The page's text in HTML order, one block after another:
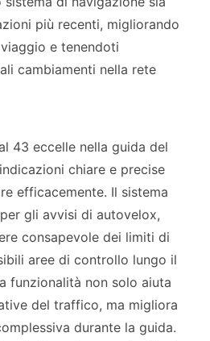
più recenti, migliorando
e tenendoti
cambiamenti nella rete
43 eccelle nella guida del
chiare e precise
efficacemente. Il sistema
gli avvisi di autovelox,
consapevole dei limiti di
aree di controllo lungo il
funzionalità non solo aiuta
del traffico, ma migliora
durante la guida.